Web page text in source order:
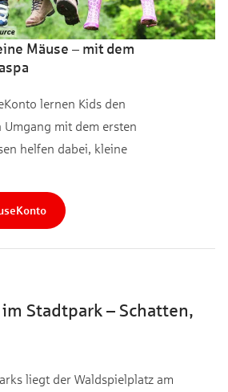
Mäuse – mit dem
lernen Kids den
mit dem ersten
helfen dabei, kleine
Stadtpark – Schatten,
liegt der Waldspielplatz am